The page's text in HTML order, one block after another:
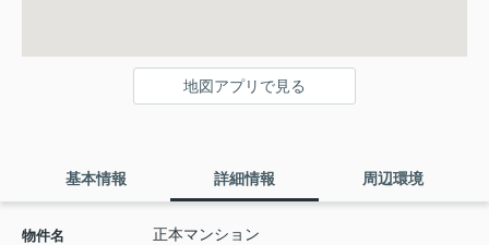
地図アプリで見る
基本情報 詳細情報 周辺環境
物件名 正本マンション